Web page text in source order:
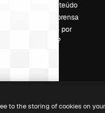
Vender conteúdo
Sala de imprensa
Procurando por
magnific.ai?
to the storing of cookies on